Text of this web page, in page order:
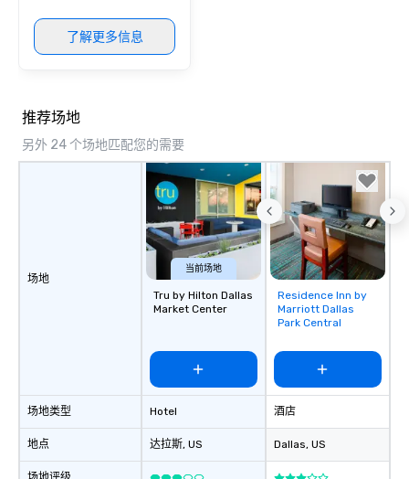
了解更多信息
推荐场地
另外 24 个场地匹配您的需要
场地
场地类型
地点
当前场地
Tru by Hilton Dallas
Market Center
Hotel
达拉斯, US
Removed from
favorites
Residence Inn by
Marriott Dallas
Park Central
酒店
Dallas, US